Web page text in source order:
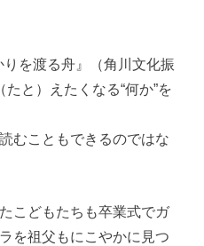
を渡る舟』（角川文化振
と）えたくなる“何か”を
むこともできるのではな
こどもたちも卒業式でガ
を祖父もにこやかに見つ